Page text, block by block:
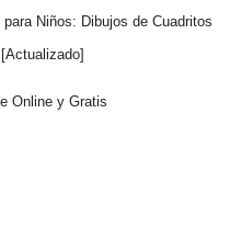
Niños: Dibujos de Cuadritos
Online y Gratis